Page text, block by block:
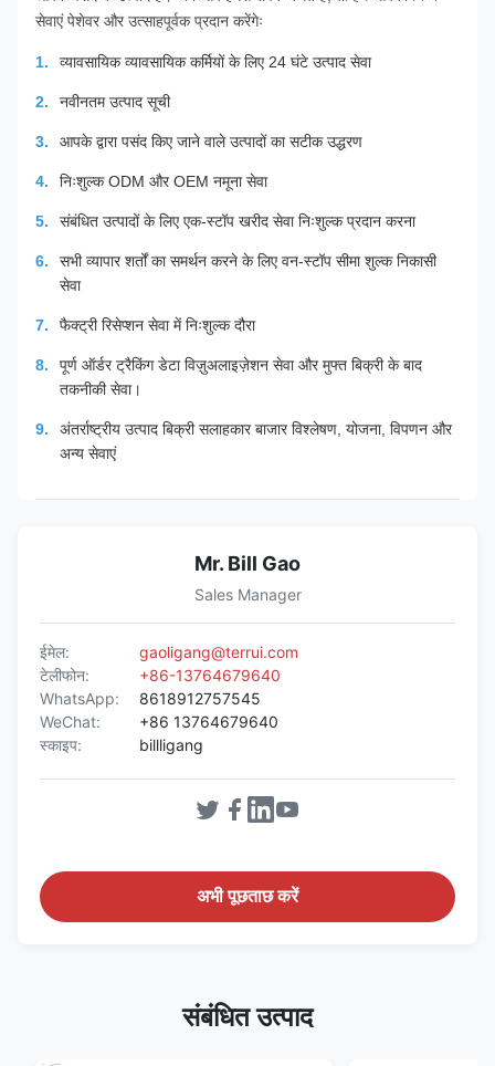
सेवाएं पेशेवर और उत्साहपूर्वक प्रदान करेंगेः
व्यावसायिक व्यावसायिक कर्मियों के लिए 24 घंटे उत्पाद सेवा
नवीनतम उत्पाद सूची
आपके द्वारा पसंद किए जाने वाले उत्पादों का सटीक उद्धरण
निःशुल्क ODM और OEM नमूना सेवा
संबंधित उत्पादों के लिए एक-स्टॉप खरीद सेवा निःशुल्क प्रदान करना
सभी व्यापार शर्तों का समर्थन करने के लिए वन-स्टॉप सीमा शुल्क निकासी
सेवा
फैक्ट्री रिसेप्शन सेवा में निःशुल्क दौरा
पूर्ण ऑर्डर ट्रैकिंग डेटा विज़ुअलाइज़ेशन सेवा और मुफ्त बिक्री के बाद
तकनीकी सेवा।
अंतर्राष्ट्रीय उत्पाद बिक्री सलाहकार बाजार विश्लेषण, योजना, विपणन और
अन्य सेवाएं
Mr. Bill Gao
Sales Manager
ईमेल:
gaoligang@terrui.com
टेलीफोन:
+86-13764679640
WhatsApp:
8618912757545
WeChat:
+86 13764679640
स्काइप:
billligang
अभी पूछताछ करें
संबंधित उत्पाद